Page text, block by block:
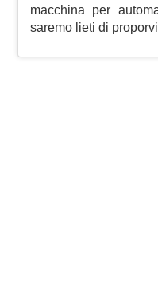
macchina per
saremo lieti di